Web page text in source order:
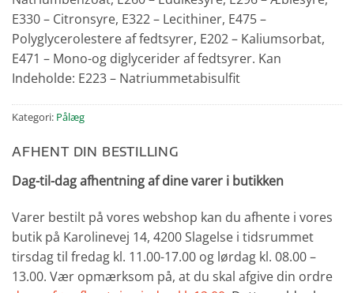
E330 – Citronsyre, E322 – Lecithiner, E475 –
Polyglycerolestere af fedtsyrer, E202 – Kaliumsorbat,
E471 – Mono-og diglycerider af fedtsyrer. Kan
Indeholde: E223 – Natriummetabisulfit
Kategori: Pålæg
AFHENT DIN BESTILLING
Dag-til-dag afhentning af dine varer i butikken
Varer bestilt på vores webshop kan du afhente i vores
butik på Karolinevej 14, 4200 Slagelse i tidsrummet
tirsdag til fredag kl. 11.00-17.00 og lørdag kl. 08.00 –
13.00. Vær opmærksom på, at du skal afgive din ordre